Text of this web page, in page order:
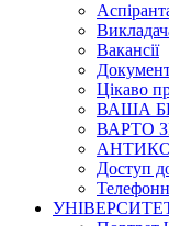
Вакансії
Цікаво
ВАША
ВАРТО
Доступ